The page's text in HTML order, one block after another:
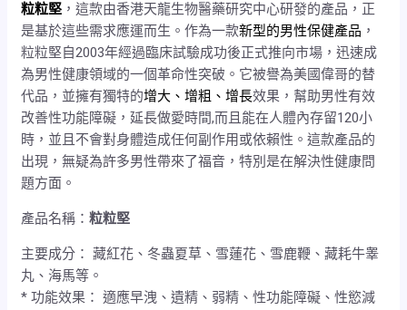
粒粒堅 ，這款由香港天龍生物醫藥研究中心研發的產品，正
是基於這些需求應運而生。作為一款新型的男性保健產品 ，
粒粒堅自2003年經過臨床試驗成功後正式推向市場，迅速成
為男性健康領域的一個革命性突破。它被譽為美國偉哥的替
代品，並擁有獨特的增大、增粗、增長效果，幫助男性有效
改善性功能障礙，延長做愛時間,而且能在人體內存留120小
時，並且不會對身體造成任何副作用或依賴性。這款產品的
出現，無疑為許多男性帶來了福音，特別是在解決性健康問
題方面。
產品名稱：粒粒堅
主要成分： 藏紅花、冬蟲夏草、雪蓮花、雪鹿鞭、藏耗牛睾
丸、海馬等。
* 功能效果： 適應早洩、遺精、弱精、性功能障礙、性慾減